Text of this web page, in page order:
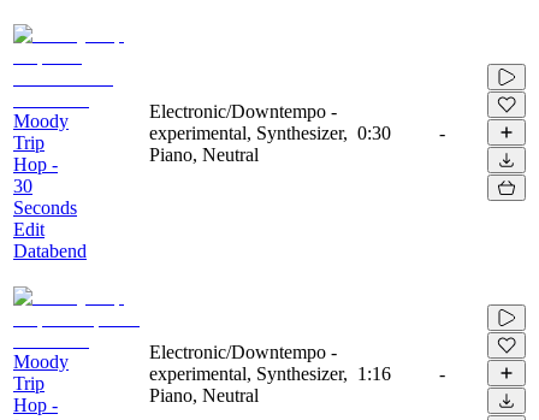
Moody
Trip
Hop -
30
Seconds
Edit
Databend
Electronic/Downtempo -
experimental, Synthesizer,
Piano, Neutral
0:30 -
Moody
Trip
Hop -
Electronic/Downtempo -
experimental, Synthesizer,
Piano, Neutral
1:16 -